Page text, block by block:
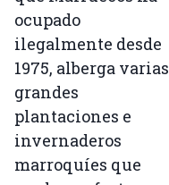
ocupado
ilegalmente desde
1975, alberga varias
grandes
plantaciones e
invernaderos
marroquíes que